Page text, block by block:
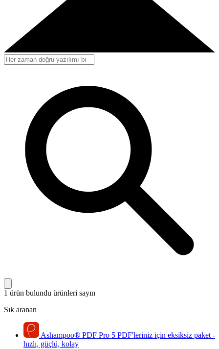
1 ürün bulundu ürünleri sayın
Sık aranan
Ashampoo® PDF Pro 5 PDF'leriniz için eksiksiz paket -
hızlı, güçlü, kolay